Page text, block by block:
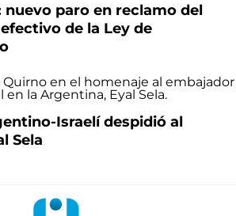
nuevo paro en reclamo del
de la Ley de
Israelí despidió al
Sela